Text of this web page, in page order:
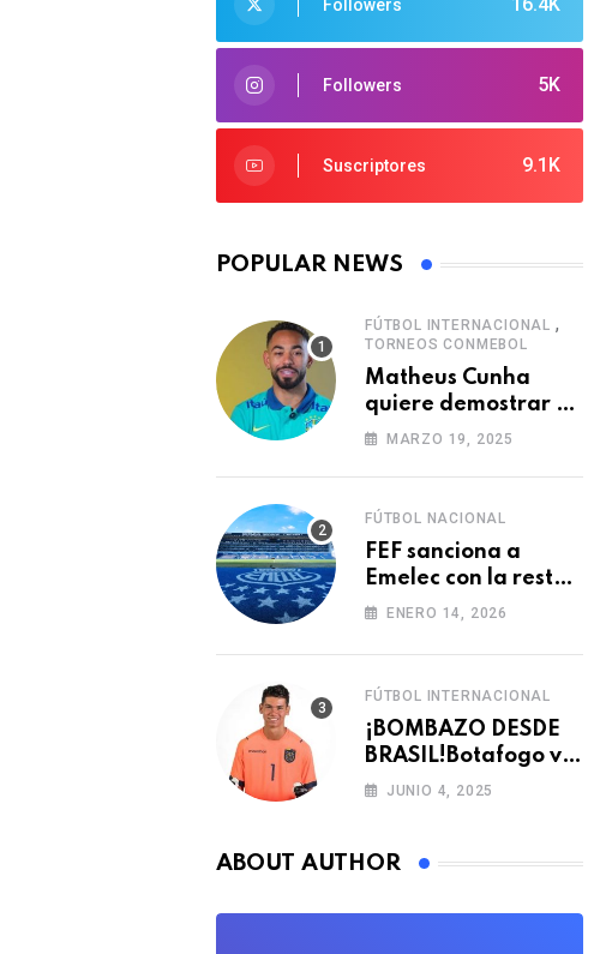
Followers
5K
Followers
9.1K
Suscriptores
POPULAR NEWS
FÚTBOL INTERNACIONAL ,
TORNEOS CONMEBOL
Matheus Cunha
quiere demostrar el
verdadero nivel de
MARZO 19, 2025
FÚTBOL NACIONAL
FEF sanciona a
Emelec con la resta
de tres puntos para
ENERO 14, 2026
FÚTBOL INTERNACIONAL
¡BOMBAZO DESDE
BRASIL!Botafogo va
con TODO por el
JUNIO 4, 2025
ABOUT AUTHOR